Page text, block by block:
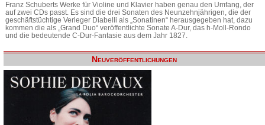
Franz Schuberts Werke für Violine und Klavier haben genau den Umfang, der
auf zwei CDs passt. Es sind die drei Sonaten des Neunzehnjährigen, die der
geschäftstüchtige Verleger Diabelli als „Sonatinen“ herausgegeben hat, dazu
kommen die als „Grand Duo“ veröffentlichte Sonate A-Dur, das h-Moll-Rondo
und die bedeutende C-Dur-Fantasie aus dem Jahr 1827.
Neuveröffentlichungen